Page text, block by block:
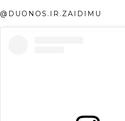
@DUONOS.IR.ZAIDIMU